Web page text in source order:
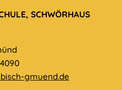
SCHWÖRHAUS
gmuend.de